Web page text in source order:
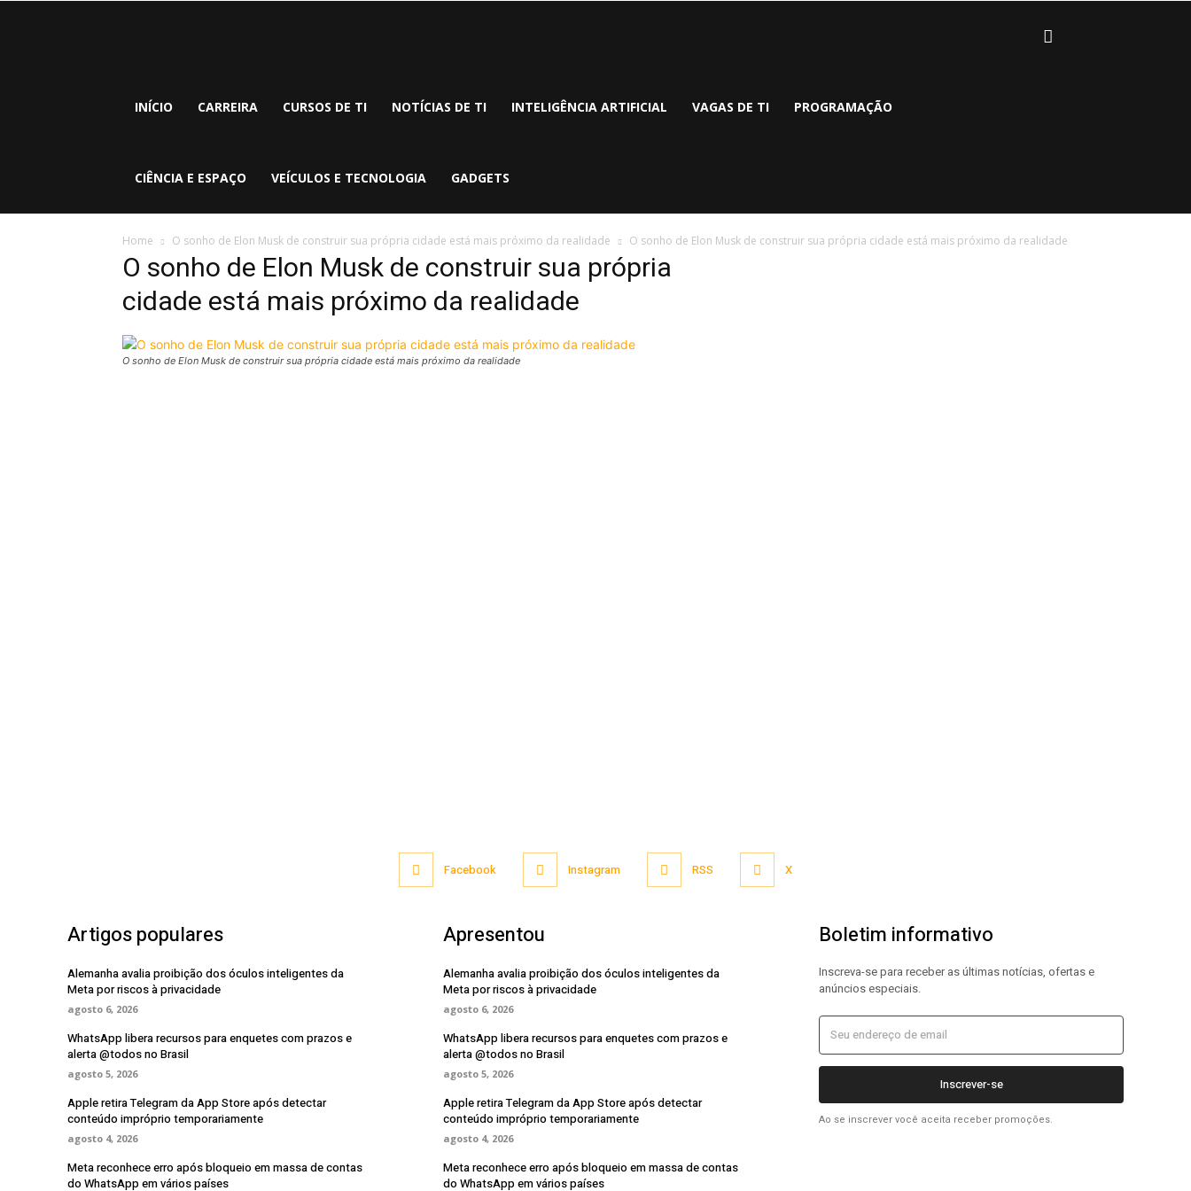
INÍCIO CARREIRA CURSOS DE TI NOTÍCIAS DE TI INTELIGÊNCIA ARTIFICIAL VAGAS DE TI PROGRAMAÇÃO
CIÊNCIA E ESPAÇO VEÍCULOS E TECNOLOGIA GADGETS
Home O sonho de Elon Musk de construir sua própria cidade está mais próximo da realidade O sonho de Elon Musk de construir sua própria cidade está mais próximo da realidade
O sonho de Elon Musk de construir sua própria
cidade está mais próximo da realidade
O sonho de Elon Musk de construir sua própria cidade está mais próximo da realidade
Facebook Instagram RSS X
Artigos populares
Alemanha avalia proibição dos óculos inteligentes da
Meta por riscos à privacidade
agosto 6, 2026
WhatsApp libera recursos para enquetes com prazos e
alerta @todos no Brasil
agosto 5, 2026
Apple retira Telegram da App Store após detectar
conteúdo impróprio temporariamente
agosto 4, 2026
Meta reconhece erro após bloqueio em massa de contas
do WhatsApp em vários países
Apresentou
Alemanha avalia proibição dos óculos inteligentes da
Meta por riscos à privacidade
agosto 6, 2026
WhatsApp libera recursos para enquetes com prazos e
alerta @todos no Brasil
agosto 5, 2026
Apple retira Telegram da App Store após detectar
conteúdo impróprio temporariamente
agosto 4, 2026
Meta reconhece erro após bloqueio em massa de contas
do WhatsApp em vários países
Boletim informativo
Inscreva-se para receber as últimas notícias, ofertas e
anúncios especiais.
Inscrever-se
Ao se inscrever você aceita receber promoções.